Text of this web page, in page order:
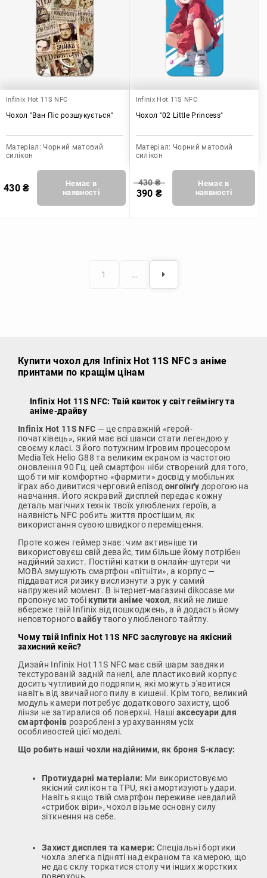
Infinix Hot 11S NFC
Чохол "Ван Піс розшукується"
Матеріал: Чорний матовий
силікон
430₴
Немає в
наявності
Infinix Hot 11S NFC
Чохол "02 Little Princess"
Матеріал: Чорний матовий
силікон
430₴
390 ₴
Немає в
наявності
1 …
Купити чохол для Infinix Hot 11S NFC з аніме
принтами по кращім цінам
Infinix Hot 11S NFC: Твій квиток у світ геймінгу та
аніме-драйву
Infinix Hot 11S NFC — це справжній «герой-
початківець», який має всі шанси стати легендою у
своєму класі. З його потужним ігровим процесором
MediaTek Helio G88 та великим екраном із частотою
оновлення 90 Гц, цей смартфон ніби створений для того,
щоб ти міг комфортно «фармити» досвід у мобільних
іграх або дивитися черговий епізод онгоїнґу дорогою на
навчання. Його яскравий дисплей передає кожну
деталь магічних технік твоїх улюблених героїв, а
наявність NFC робить життя простішим, як
використання сувою швидкого переміщення.
Проте кожен геймер знає: чим активніше ти
використовуєш свій девайс, тим більше йому потрібен
надійний захист. Постійні катки в онлайн-шутери чи
MOBA змушують смартфон «пітніти», а корпус —
піддаватися ризику вислизнути з рук у самий
напружений момент. В інтернет-магазині dikocase ми
пропонуємо тобі купити аніме чохол, який не лише
вбереже твій Infinix від пошкоджень, а й додасть йому
неповторного вайбутвого улюбленого тайтлу.
Чому твій Infinix Hot 11S NFC заслуговує на якісний
захисний кейс?
Дизайн Infinix Hot 11S NFC має свій шарм завдяки
текстурованій задній панелі, але пластиковий корпус
досить чутливий до подряпин, які можуть з'явитися
навіть від звичайного пилу в кишені. Крім того, великий
модуль камери потребує додаткового захисту, щоб
лінзи не затиралися об поверхні. Наші аксесуари для
смартфонів розроблені з урахуванням усіх
особливостей цієї моделі.
Що робить наші чохли надійними, як броня S-класу:
Протиударні матеріали: Ми використовуємо
якісний силікон та TPU, які амортизують удари.
Навіть якщо твій смартфон переживе невдалий
«стрибок віри», чохол візьме основну силу
зіткнення на себе.
Захист дисплея та камери: Спеціальні бортики
чохла злегка підняті над екраном та камерою, що
не дає склу торкатися столу чи інших жорстких
поверхонь.